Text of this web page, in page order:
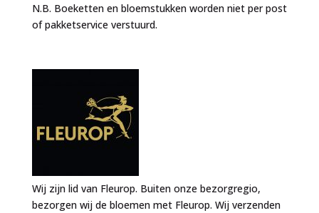
N.B. Boeketten en bloemstukken worden niet per post
of pakketservice verstuurd.
Wij zijn lid van Fleurop. Buiten onze bezorgregio,
bezorgen wij de bloemen met Fleurop. Wij verzenden